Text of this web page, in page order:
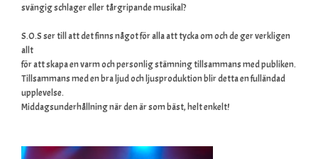
svängig schlager eller tårgripande musikal?
S.O.S ser till att det finns något för alla att tycka om och de ger verkligen
allt
för att skapa en varm och personlig stämning tillsammans med publiken.
Tillsammans med en bra ljud och ljusproduktion blir detta en fulländad
upplevelse.
Middagsunderhållning när den är som bäst, helt enkelt!